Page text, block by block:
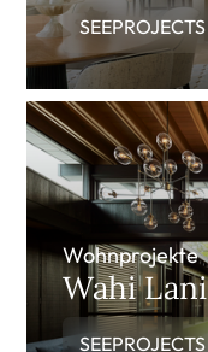
SEEPROJECTS
Wohnprojekte
Wahi Lani
SEEPROJECTS